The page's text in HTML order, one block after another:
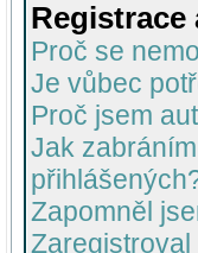
Registrace
Proč se
Je vůbec
Proč jsem
Jak
Zapomněl